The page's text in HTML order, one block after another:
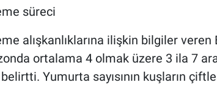
süreci
alışkanlıklarına ilişkin bilgiler veren
ortalama 4 olmak üzere 3 ila 7
Yumurta sayısının kuşların